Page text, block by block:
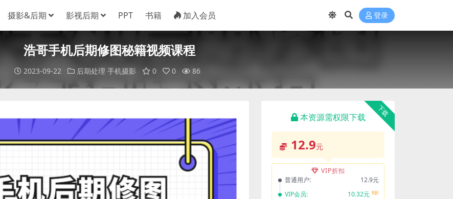
摄影&后期 影视后期 PPT 书籍 加入会员 登录
浩哥手机后期修图秘籍视频课程
2023-09-22 后期处理 手机摄影 0 0 86
下载
本资源需权限下载
12.9元
VIP折扣
普通用户:
12.9元
VIP会员:
10.32元 8折